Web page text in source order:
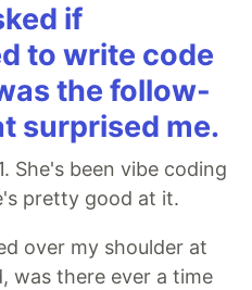
if
to write code
the follow-
surprised me.
She's been vibe coding
pretty good at it.
over my shoulder at
was there ever a time